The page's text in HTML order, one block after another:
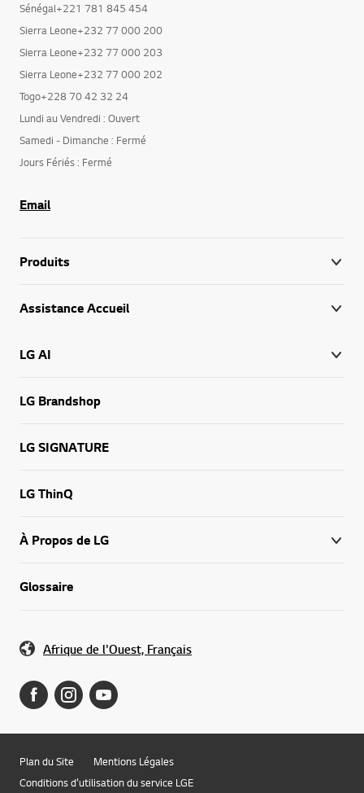
Sénégal+221 781 845 454
Sierra Leone+232 77 000 200
Sierra Leone+232 77 000 203
Sierra Leone+232 77 000 202
Togo+228 70 42 32 24
Lundi au Vendredi : Ouvert
Samedi - Dimanche : Fermé
Jours Fériés : Fermé
Email
Produits
Assistance Accueil
LG AI
LG Brandshop
LG SIGNATURE
LG ThinQ
À Propos de LG
Glossaire
Afrique de l'Ouest, Français
Plan du Site
Mentions Légales
Conditions d’utilisation du service LGE